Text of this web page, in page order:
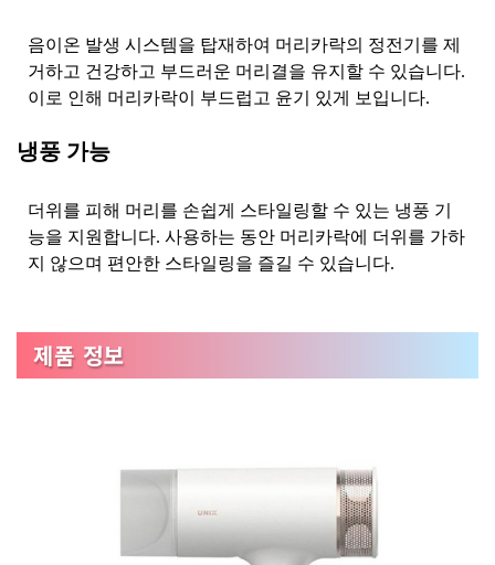
음이온 발생 시스템을 탑재하여 머리카락의 정전기를 제
거하고 건강하고 부드러운 머리결을 유지할 수 있습니다.
이로 인해 머리카락이 부드럽고 윤기 있게 보입니다.
냉풍 가능
더위를 피해 머리를 손쉽게 스타일링할 수 있는 냉풍 기
능을 지원합니다. 사용하는 동안 머리카락에 더위를 가하
지 않으며 편안한 스타일링을 즐길 수 있습니다.
제품 정보